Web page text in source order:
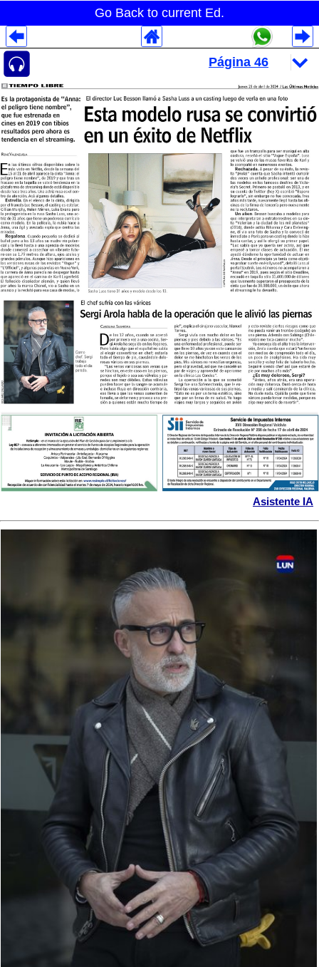
Go Back to current Ed.
Asistente IA
Despliegues Analytics
Despliegues Totales
Despliegues por Rubros